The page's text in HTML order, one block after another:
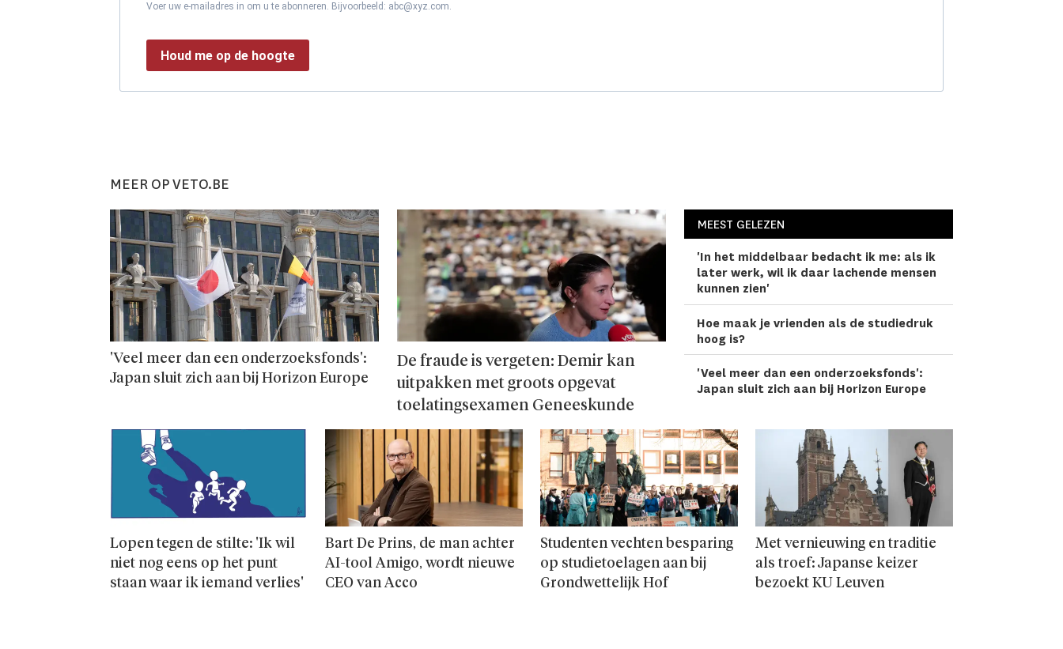
Voer uw e-mailadres in om u te abonneren. Bijvoorbeeld: abc@xyz.com.
Houd me op de hoogte
MEER OP VETO.BE
'Veel meer dan een onderzoeks­fonds':
Japan sluit zich aan bij Horizon Europe
De fraude is vergeten: Demir kan
uitpakken met groots opgevat
toelatingsexamen Geneeskunde
MEEST GELEZEN
'In het middelbaar bedacht ik me: als ik
later werk, wil ik daar lachen­de mensen
kunnen zien'
Hoe maak je vrienden als de studiedruk
hoog is?
'Veel meer dan een onderzoeks­fonds':
Japan sluit zich aan bij Horizon Europe
Lopen tegen de stilte: 'Ik wil
niet nog eens op het punt
staan waar ik iemand verlies'
Bart De Prins, de man achter
AI-tool Amigo, wordt nieuwe
CEO van Acco
Studenten vechten besparing
op studie­toelagen aan bij
Grondwettelijk Hof
Met vernieuwing en traditie
als troef: Japanse keizer
bezoekt KU Leuven